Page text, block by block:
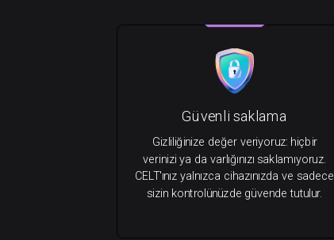
Güvenli saklama
Gizliliğinize değer veriyoruz: hiçbir
verinizi ya da varlığınızı saklamıyoruz.
CELT'ınız yalnızca cihazınızda ve sadece
sizin kontrolünüzde güvende tutulur.